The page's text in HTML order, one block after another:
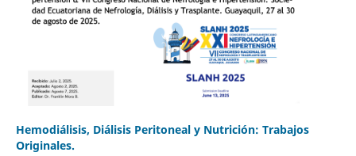
Hemodiálisis, Diálisis Peritoneal y Nutrición: Trabajos
Originales.